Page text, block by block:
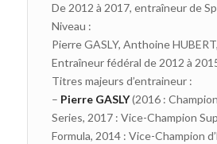
De 2012 à 2017, entraîneur de
Niveau :
Pierre GASLY, Anthoine
Entraîneur fédéral de 2012 à
Titres majeurs d’entraineur :
– Pierre GASLY(2016 :
Series, 2017 : Vice-Champion
Formula, 2014 : Vice-Champion